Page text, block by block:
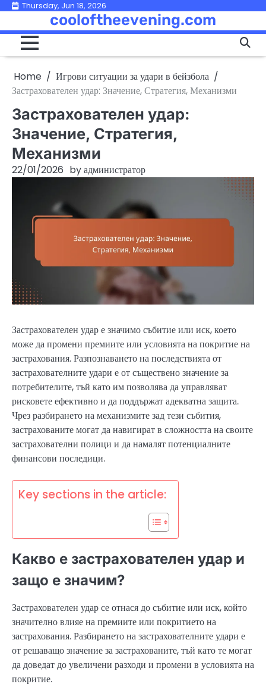
Skip
content
Thursday, Jun 18, 2026
cooloftheevening.com
Home
Игрови ситуации за удари в бейзбола
Застрахователен удар: Значение, Стратегия, Механизми
Застрахователен удар:
Значение, Стратегия,
Механизми
22/01/2026 byадминистратор
Застрахователен удар е значимо събитие или иск, което
може да промени премиите или условията на покритие на
застрахования. Разпознаването на последствията от
застрахователните удари е от съществено значение за
потребителите, тъй като им позволява да управляват
рисковете ефективно и да поддържат адекватна защита.
Чрез разбирането на механизмите зад тези събития,
застрахованите могат да навигират в сложността на своите
застрахователни полици и да намалят потенциалните
финансови последици.
Key sections in the article:
Какво е застрахователен удар и
защо е значим?
Застрахователен удар се отнася до събитие или иск, който
значително влияе на премиите или покритието на
застрахования. Разбирането на застрахователните удари е
от решаващо значение за застрахованите, тъй като те могат
да доведат до увеличени разходи и промени в условията на
покритие.